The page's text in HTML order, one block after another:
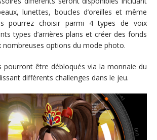
lunettes, boucles d’oreilles et même
pourrez choisir parmi 4 types de voix
types d’arrières plans et créer des fonds
nombreuses options du mode photo.
pourront être débloqués via la monnaie du
différents challenges dans le jeu.